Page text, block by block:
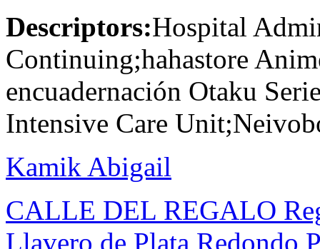
Descriptors:Hospital
Continuing;hahastore
encuadernación Otaku
Intensive Care
Kamik Abigail
CALLE DEL REGALO
Llavero de Plata Redondo